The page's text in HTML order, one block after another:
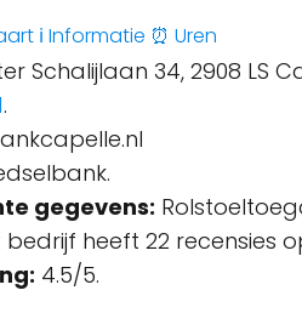
ℹ️ Informatie ⏰ Uren
Schalijlaan 34, 2908 LS
.
gegevens:
bedrijf heeft 22 recensies
4.5/5.